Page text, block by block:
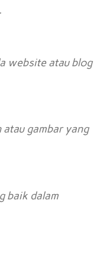
website atau blog
gambar yang
baik dalam